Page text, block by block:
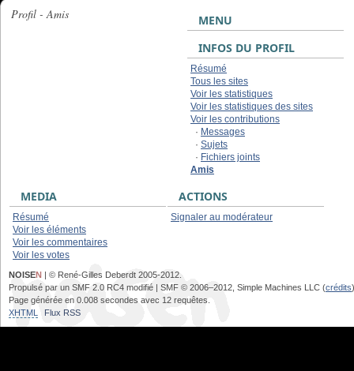
Profil - Amis
MENU
INFOS DU PROFIL
Résumé
Tous les sites
Voir les statistiques
Voir les statistiques des sites
Voir les contributions
· Messages
· Sujets
· Fichiers joints
Amis
MEDIA
Résumé
Voir les éléments
Voir les commentaires
Voir les votes
ACTIONS
Signaler au modérateur
NOISEN | © René-Gilles Deberdt 2005-2012.
Propulsé par un SMF 2.0 RC4 modifié | SMF © 2006–2012, Simple Machines LLC (crédits)
Page générée en 0.008 secondes avec 12 requêtes.
XHTML
Flux RSS